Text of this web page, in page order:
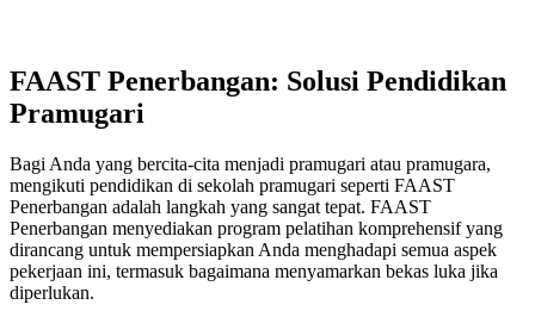
FAAST Penerbangan: Solusi Pendidikan
Pramugari
Bagi Anda yang bercita-cita menjadi pramugari atau pramugara,
mengikuti pendidikan di sekolah pramugari seperti FAAST
Penerbangan adalah langkah yang sangat tepat. FAAST
Penerbangan menyediakan program pelatihan komprehensif yang
dirancang untuk mempersiapkan Anda menghadapi semua aspek
pekerjaan ini, termasuk bagaimana menyamarkan bekas luka jika
diperlukan.